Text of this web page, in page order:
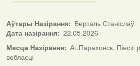
Аўтары Назірання
Верталь Станіслаў
Дата назірання
22.05.2026
Месца Назірання
Аг.Парахонск, Пінскі
вобласці